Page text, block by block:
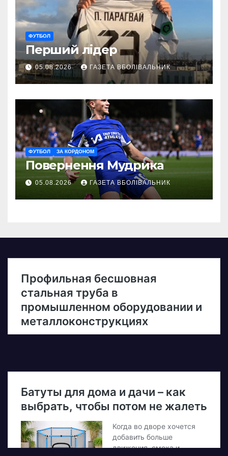
ФУТБОЛ
Перший лідер
05.08.2026 ГАЗЕТА ВБОЛІВАЛЬНИК
ФУТБОЛ ЗА КОРДОНОМ
Повернення Мудрика
05.08.2026 ГАЗЕТА ВБОЛІВАЛЬНИК